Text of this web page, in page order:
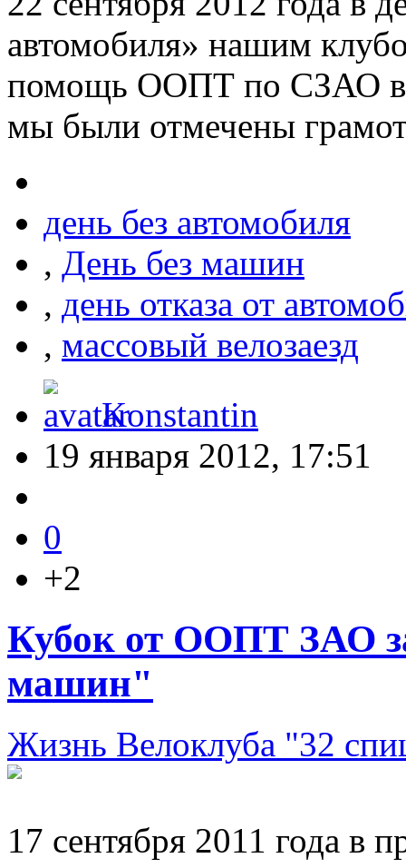
автомобиля» нашим
помощь ООПТ по СЗАО в
мы были отмечены
день без автомобиля
, День без машин
, день отказа от
, массовый велозаезд
Konstantin
19 января 2012, 17:51
0
+2
Кубок от ООПТ ЗАО
машин"
Жизнь Велоклуба "32
17 сентября 2011 года в